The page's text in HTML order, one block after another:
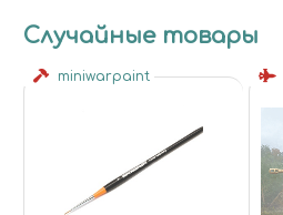
Случайные товары
miniwarpaint